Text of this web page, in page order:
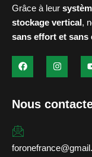
Grâce à leur
stockage vertical,
sans effort et
Nous